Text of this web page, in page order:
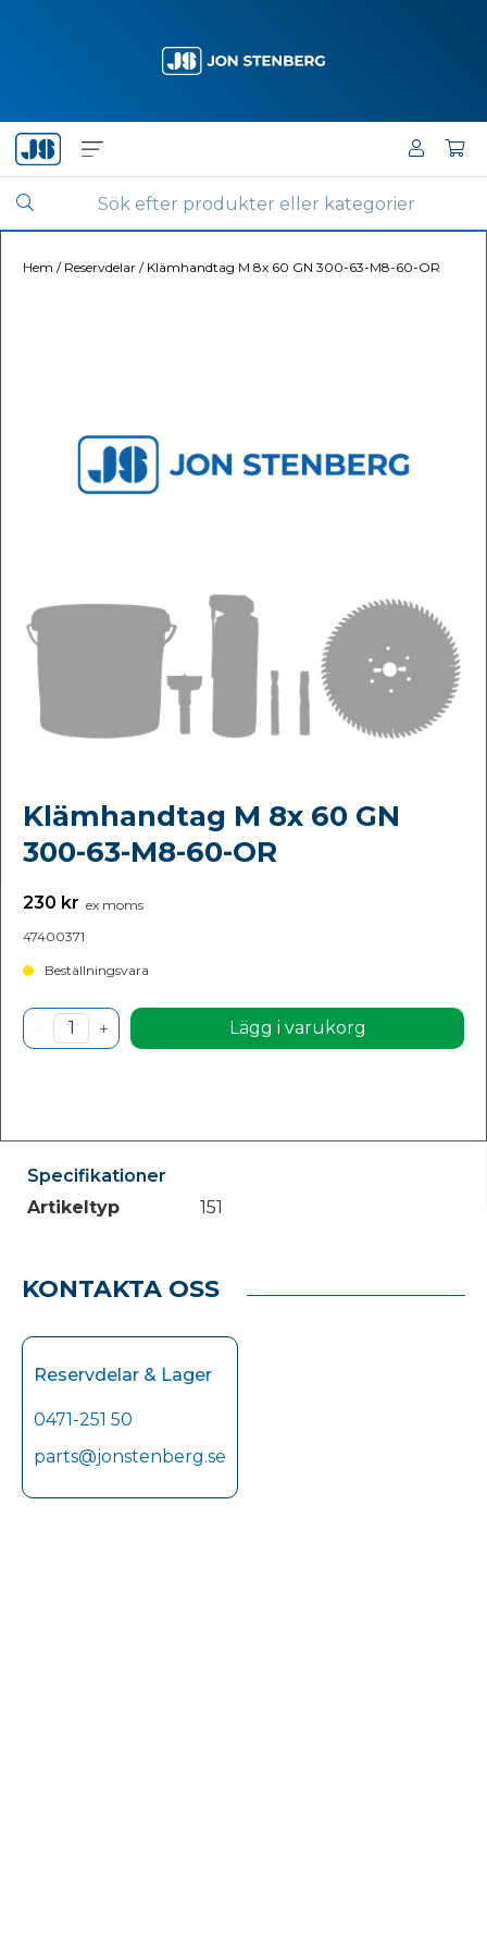
Hem / Reservdelar / Klämhandtag M 8x 60 GN 300-63-M8-60-OR
Klämhandtag M 8x 60 GN
300-63-M8-60-OR
230 kr ex moms
47400371
Beställningsvara
Lägg i varukorg
Specifikationer
Artikeltyp
151
KONTAKTA OSS
Reservdelar & Lager
0471-251 50
parts@jonstenberg.se